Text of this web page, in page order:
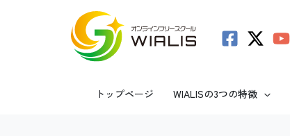
トップページ WIALISの3つの特徴